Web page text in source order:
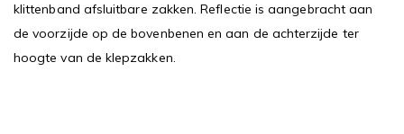
klittenband afsluitbare zakken. Reflectie is aangebracht aan
de voorzijde op de bovenbenen en aan de achterzijde ter
hoogte van de klepzakken.